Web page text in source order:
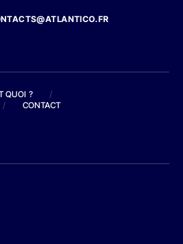
QUOI ?
/
/ CONTACT